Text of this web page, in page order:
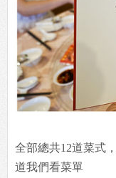
全部總共12道菜式
道我們看菜單